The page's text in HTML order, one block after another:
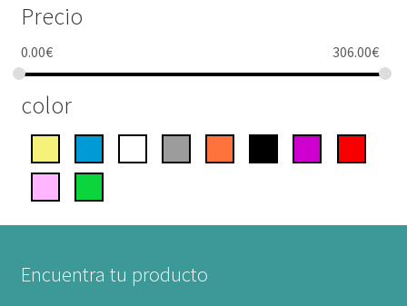
Precio
0.00€ 306.00€
color
Encuentra tu producto